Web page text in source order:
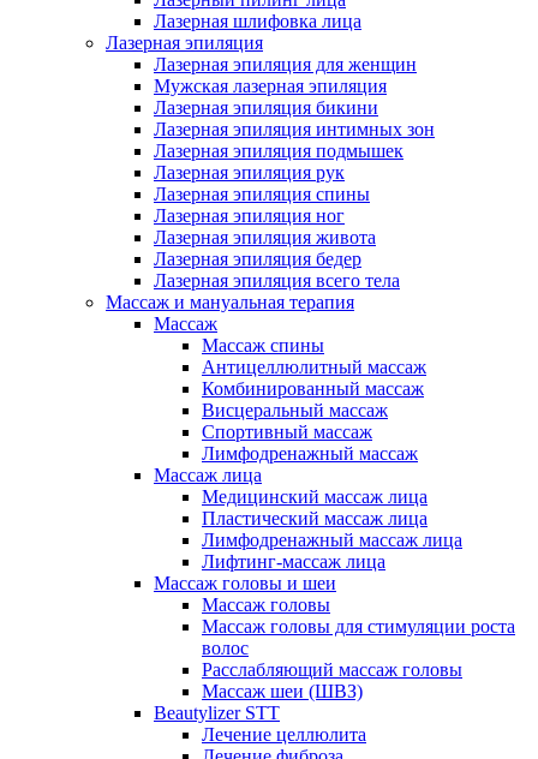
Лазерная шлифовка лица
Лазерная эпиляция
Лазерная эпиляция для женщин
Мужская лазерная эпиляция
Лазерная эпиляция бикини
Лазерная эпиляция интимных зон
Лазерная эпиляция подмышек
Лазерная эпиляция рук
Лазерная эпиляция спины
Лазерная эпиляция ног
Лазерная эпиляция живота
Лазерная эпиляция бедер
Лазерная эпиляция всего тела
Массаж и мануальная терапия
Массаж
Массаж спины
Антицеллюлитный массаж
Комбинированный массаж
Висцеральный массаж
Спортивный массаж
Лимфодренажный массаж
Массаж лица
Медицинский массаж лица
Пластический массаж лица
Лимфодренажный массаж лица
Лифтинг-массаж лица
Массаж головы и шеи
Массаж головы
Массаж головы для стимуляции роста
волос
Расслабляющий массаж головы
Массаж шеи (ШВЗ)
Beautylizer STT
Лечение целлюлита